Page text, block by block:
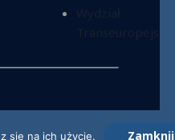
się na ich użycie. Zamknij